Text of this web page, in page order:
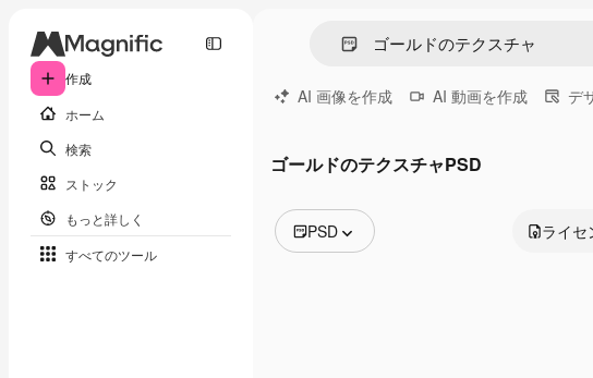
作成
ホーム
検索
ストック
もっと詳しく
すべてのツール
AI 画像を作成 AI 動画を作成 デ
ゴールドのテクスチャPSD
PSD ライセ